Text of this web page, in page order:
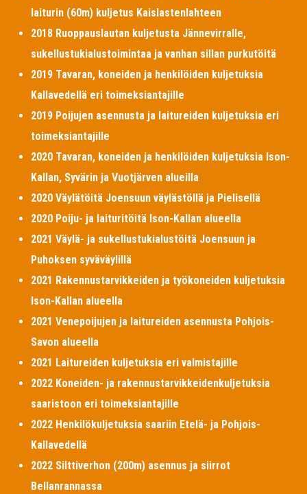
laiturin (60m) kuljetus Kaislastenlahteen
2018 Ruoppauslautan kuljetusta Jännevirralle,
sukellustukialustoimintaa ja vanhan sillan purkutöitä
2019 Tavaran, koneiden ja henkilöiden kuljetuksia
Kallavedellä eri toimeksiantajille
2019 Poijujen asennusta ja laitureiden kuljetuksia eri
toimeksiantajille
2020 Tavaran, koneiden ja henkilöiden kuljetuksia Ison-
Kallan, Syvärin ja Vuotjärven alueilla
2020 Väylätöitä Joensuun väylästöllä ja Pielisellä
2020 Poiju- ja laituritöitä Ison-Kallan alueella
2021 Väylä- ja sukellustukialustöitä Joensuun ja
Puhoksen syväväylillä
2021 Rakennustarvikkeiden ja työkoneiden kuljetuksia
Ison-Kallan alueella
2021 Venepoijujen ja laitureiden asennusta Pohjois-
Savon alueella
2021 Laitureiden kuljetuksia eri valmistajille
2022 Koneiden- ja rakennustarvikkeidenkuljetuksia
saaristoon eri toimeksiantajille
2022 Henkilökuljetuksia saariin Etelä- ja Pohjois-
Kallavedellä
2022 Silttiverhon (200m) asennus ja siirrot
Bellanrannassa